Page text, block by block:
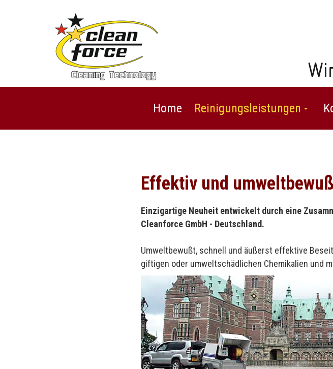
Home Reinigungsleistungen
Effektiv und
Einzigartige Neuheit entwickelt durch eine
Cleanforce GmbH - Deutschland.
Umweltbewußt, schnell und äußerst effektive
giftigen oder umweltschädlichen Chemikalien und